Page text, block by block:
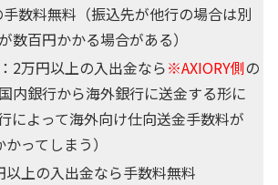
手数料無料（振込先が他行の場合は別
数百円かかる場合がある）
：2万円以上の入出金なら※AXIORY側の
内銀行から海外銀行に送金する形に
によって海外向け仕向送金手数料が
ってしまう）
以上の入出金なら手数料無料